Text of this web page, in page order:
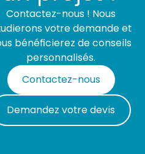
selon l'usage prévu. Cette
pour installer les
TSV 28 réalise ces travaux
en tenant compte du
évacuer efficacement les
fondation essentielles Sur le
de tout-venant
mesure généralement 15
un lit de sable stabilisé de
vous permettant de corriger
Contactez-nous ! Nous
votre demande et
bénéficierez de conseils
personnalisés.
Contactez-nous
Demandez votre devis